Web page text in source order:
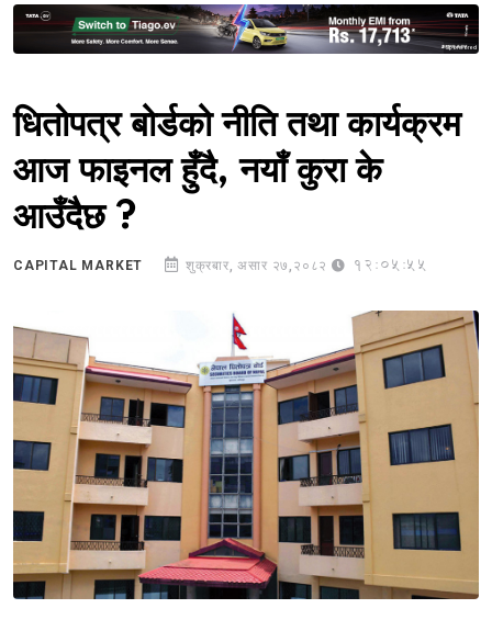
Sponsored
धितोपत्र बोर्डको नीति तथा कार्यक्रम
आज फाइनल हुँदै, नयाँ कुरा के
आउँदैछ ?
CAPITAL MARKET शुक्रबार, असार २७,२०८२ 12:05:55